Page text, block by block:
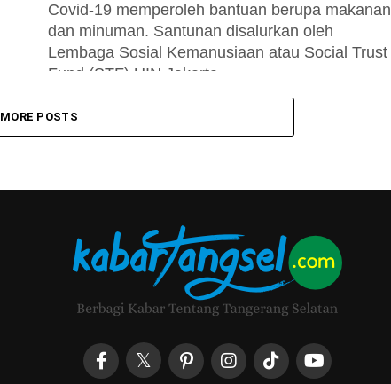
Covid-19 memperoleh bantuan berupa makanan
dan minuman. Santunan disalurkan oleh
Lembaga Sosial Kemanusiaan atau Social Trust
Fund (STF) UIN Jakarta....
MORE POSTS